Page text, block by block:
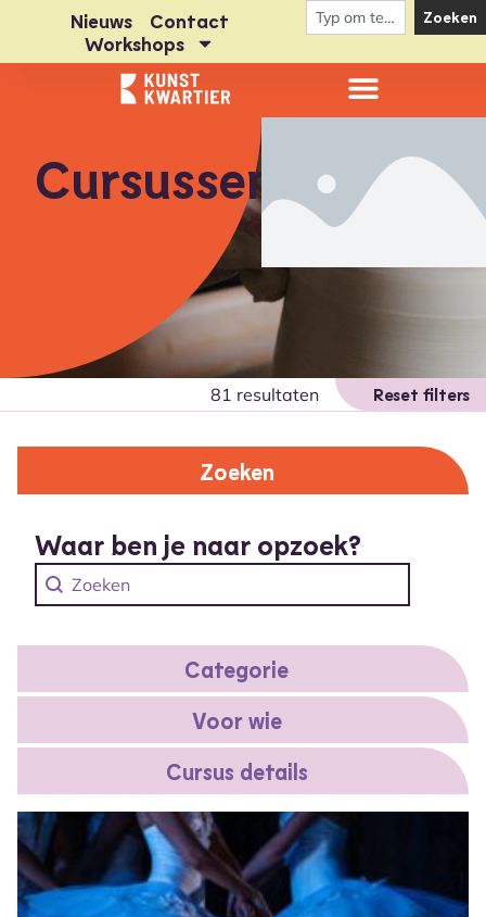
Nieuws
Contact
Workshops
Zoeken
Cursussen
81 resultaten Reset filters
Zoeken
Categorie
Voor wie
Cursus details
Waar ben je naar opzoek?
Zoeken cursussen
Search content